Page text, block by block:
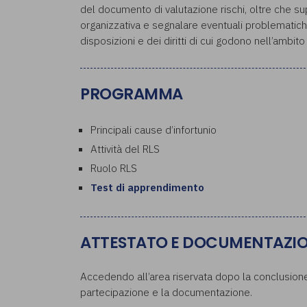
del documento di valutazione rischi, oltre che
organizzativa e segnalare eventuali
disposizioni e dei diritti di cui godono
PROGRAMMA
Principali cause d’infortunio
Attività del RLS
Ruolo RLS
Test di apprendimento
ATTESTATO E
Accedendo all’area riservata dopo la
partecipazione e la documentazione.